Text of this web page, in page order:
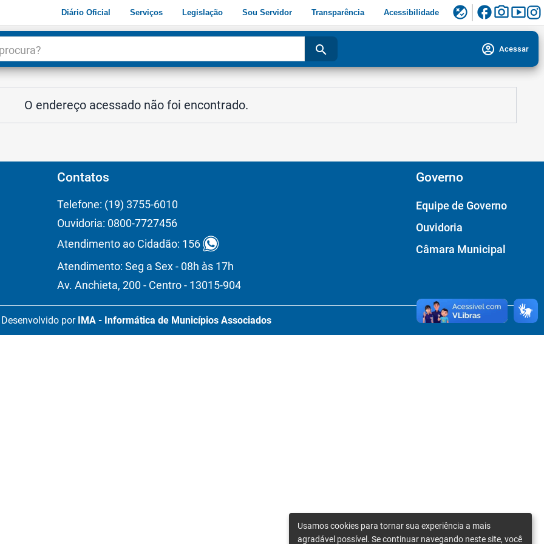
Diário Oficial Serviços Legislação Sou Servidor Transparência Acessibilidade flaky facebookphoto_camerasmart_display
search account_circle Acessar
O endereço acessado não foi encontrado.
Contatos
Telefone: (19) 3755-6010
Ouvidoria: 0800-7727456
Atendimento ao Cidadão: 156
Atendimento: Seg a Sex - 08h às 17h
Av. Anchieta, 200 - Centro - 13015-904
Governo
Equipe de Governo
Ouvidoria
Câmara Municipal
Desenvolvido por IMA - Informática de Municípios Associados
Usamos cookies para tornar sua experiência a mais
agradável possível. Se continuar navegando neste site, você